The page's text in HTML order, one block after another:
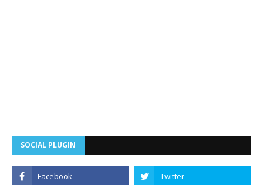
SOCIAL PLUGIN